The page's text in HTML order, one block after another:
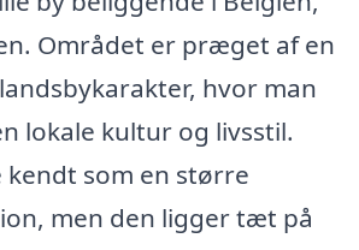
Området er præget af en
hvor man
lokale kultur og livsstil.
kendt som en større
men den ligger tæt på